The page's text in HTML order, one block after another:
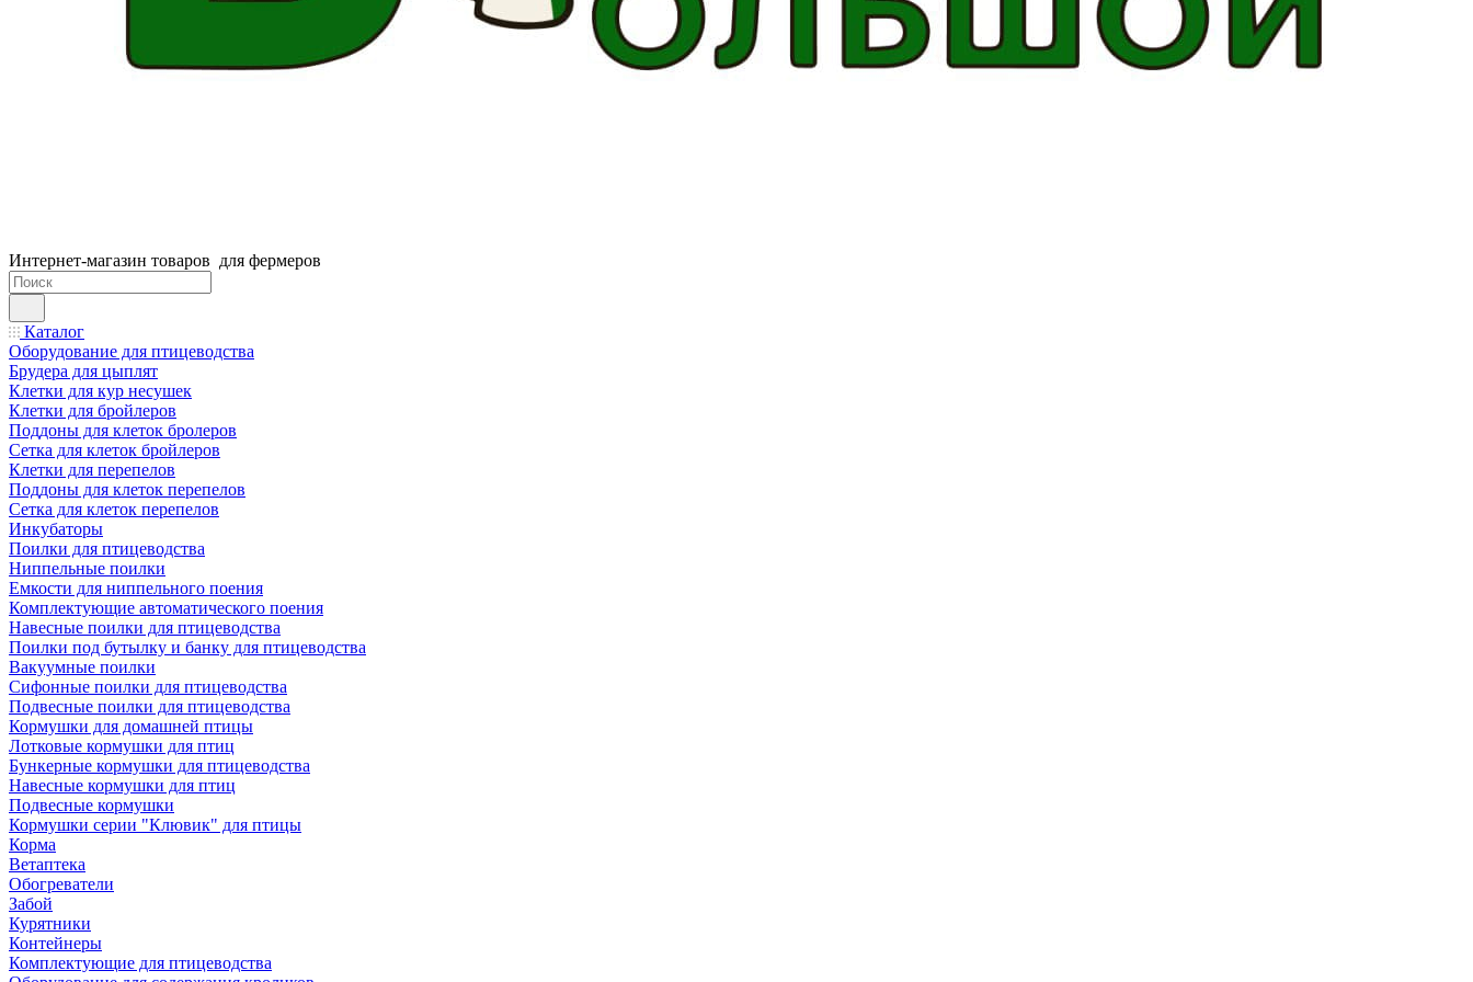
Интернет-магазин товаров для фермеров
Каталог
Оборудование для птицеводства
Брудера для цыплят
Клетки для кур несушек
Клетки для бройлеров
Поддоны для клеток бролеров
Сетка для клеток бройлеров
Клетки для перепелов
Поддоны для клеток перепелов
Сетка для клеток перепелов
Инкубаторы
Поилки для птицеводства
Ниппельные поилки
Емкости для ниппельного поения
Комплектующие автоматического поения
Навесные поилки для птицеводства
Поилки под бутылку и банку для птицеводства
Вакуумные поилки
Сифонные поилки для птицеводства
Подвесные поилки для птицеводства
Кормушки для домашней птицы
Лотковые кормушки для птиц
Бункерные кормушки для птицеводства
Навесные кормушки для птиц
Подвесные кормушки
Кормушки серии "Клювик" для птицы
Корма
Ветаптека
Обогреватели
Забой
Курятники
Контейнеры
Комплектующие для птицеводства